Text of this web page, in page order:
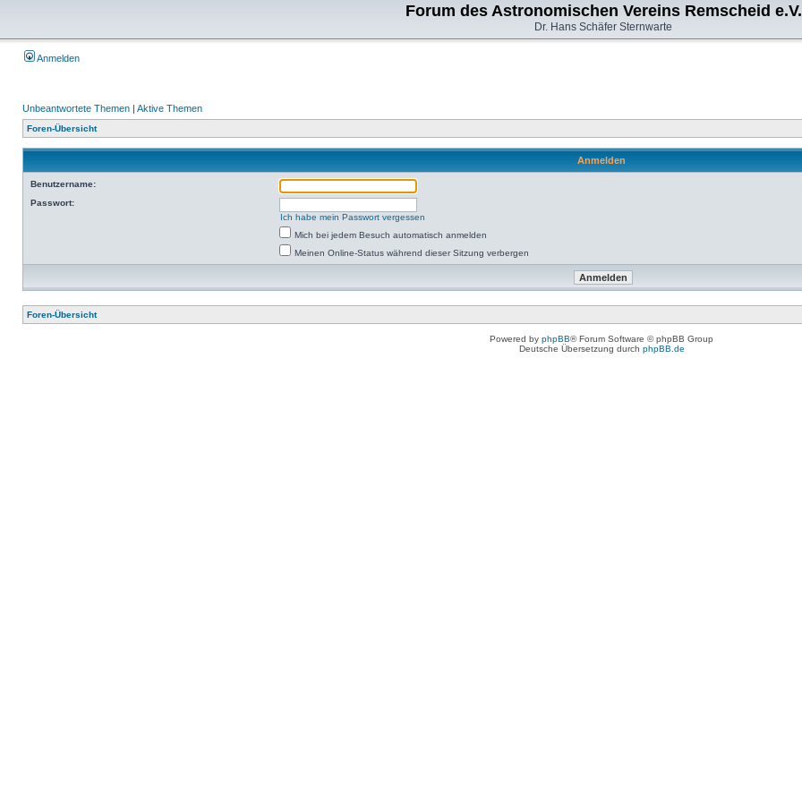
Forum des Astronomischen Vereins Remscheid e.V.
Dr. Hans Schäfer Sternwarte
Anmelden
Unbeantwortete Themen | Aktive Themen
Foren-Übersicht
Anmelden
Benutzername:
Passwort:
Ich habe mein Passwort vergessen
Mich bei jedem Besuch automatisch anmelden
Meinen Online-Status während dieser Sitzung verbergen
Foren-Übersicht
Powered by phpBB® Forum Software © phpBB Group
Deutsche Übersetzung durch phpBB.de